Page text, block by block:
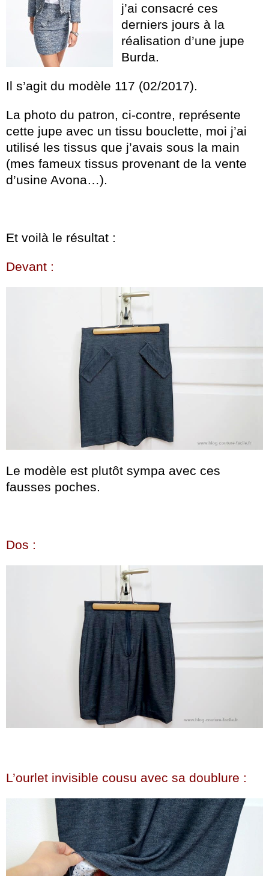
j’ai consacré ces
derniers jours à la
réalisation d’une jupe
Burda.
Il s’agit du modèle 117 (02/2017).
La photo du patron, ci-contre, représente
cette jupe avec un tissu bouclette, moi j’ai
utilisé les tissus que j’avais sous la main
(mes fameux tissus provenant de la vente
d’usine Avona…).
Et voilà le résultat :
Devant :
Le modèle est plutôt sympa avec ces
fausses poches.
Dos :
L’ourlet invisible cousu avec sa doublure :